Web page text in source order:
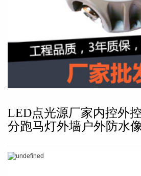
LED点光源厂家内控外
分跑马灯外墙户外防水